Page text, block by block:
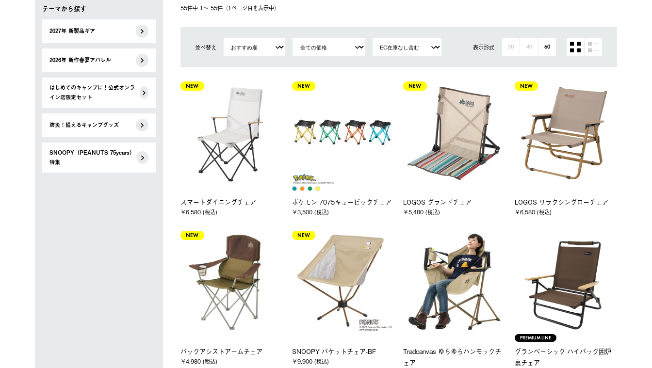
テーマから探す
2027年 新製品ギア
2026年 新作春夏アパレル
はじめてのキャンプに！公式オンラ
イン店限定セット
防災！備えるキャンプグッズ
SNOOPY（PEANUTS 75years）
特集
55件中 1〜 55件（1ページ⽬を表⽰中）
並べ替え 表示形式 20 40 60
NEW
スマートダイニングチェア
￥6,580 (税込)
NEW
ポケモン 7075キュービックチェア
￥3,500 (税込)
NEW
LOGOS グランドチェア
￥5,480 (税込)
NEW
LOGOS リラクシングローチェア
￥6,580 (税込)
NEW
バックアシストアームチェア
￥4,980 (税込)
NEW
SNOOPY バケットチェア-BF
￥9,900 (税込)
Tradcanvas ゆらゆらハンモックチ
ェア
PREMIUM LINE
グランベーシック ハイバック囲炉
裏チェア